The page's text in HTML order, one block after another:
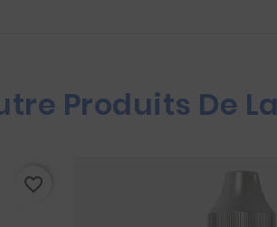
Produits De
favorite_border